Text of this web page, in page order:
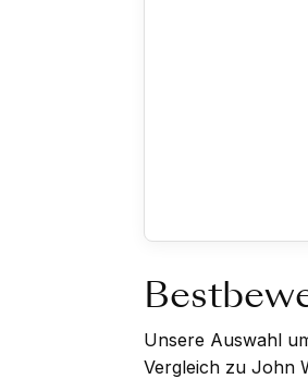
Unsere Auswahl
Vergleich zu John